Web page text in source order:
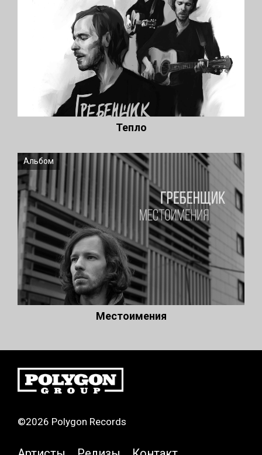
Тепло
Альбом
Местоимения
©2026 Polygon Records